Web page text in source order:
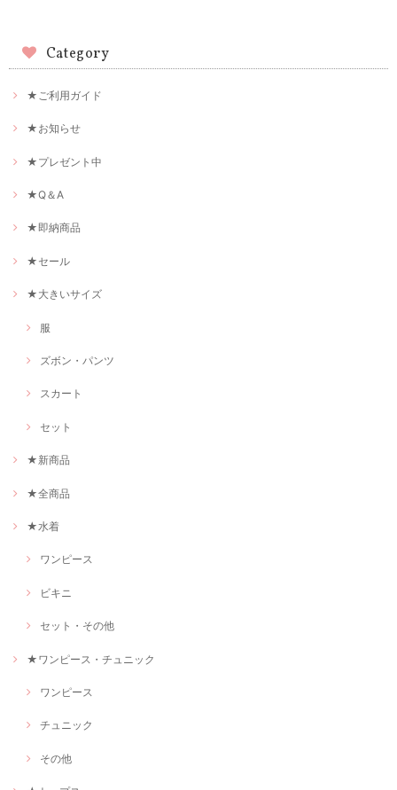
Category
★ご利用ガイド
★お知らせ
★プレゼント中
★Q＆A
★即納商品
★セール
★大きいサイズ
服
ズボン・パンツ
スカート
セット
★新商品
★全商品
★水着
ワンピース
ビキニ
セット・その他
★ワンピース・チュニック
ワンピース
チュニック
その他